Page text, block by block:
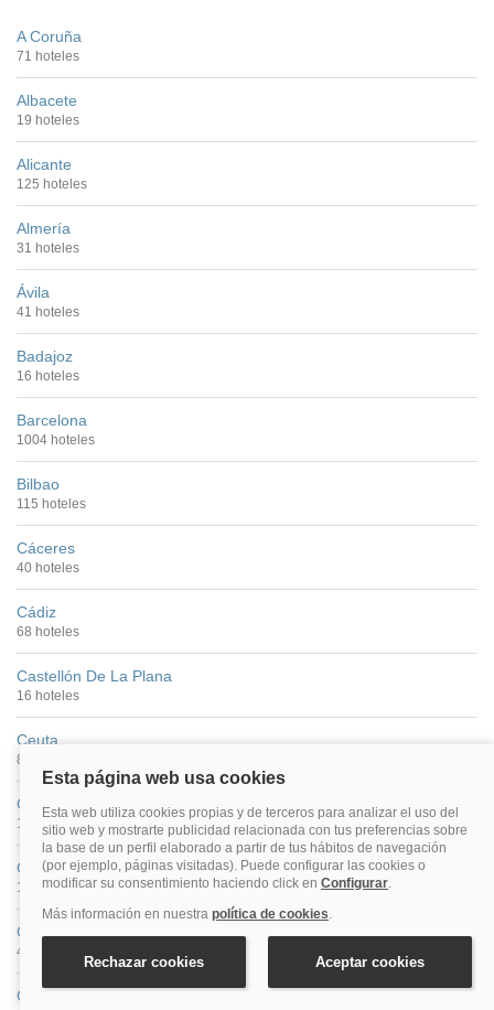
A Coruña
71 hoteles
Albacete
19 hoteles
Alicante
125 hoteles
Almería
31 hoteles
Ávila
41 hoteles
Badajoz
16 hoteles
Barcelona
1004 hoteles
Bilbao
115 hoteles
Cáceres
40 hoteles
Cádiz
68 hoteles
Castellón De La Plana
16 hoteles
Ceuta
8 hoteles
Ciudad Real
13 hoteles
Córdoba
126 hoteles
Cuenca
46 hoteles
Gijón